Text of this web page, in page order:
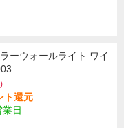
ーウォールライト ワイ
ト還元
日